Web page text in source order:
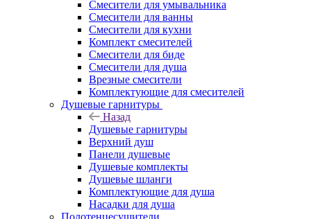
Смесители для умывальника
Смесители для ванны
Смесители для кухни
Комплект смесителей
Смесители для биде
Смесители для душа
Врезные смесители
Комплектующие для смесителей
Душевые гарнитуры
Назад
Душевые гарнитуры
Верхний душ
Панели душевые
Душевые комплекты
Душевые шланги
Комплектующие для душа
Насадки для душа
Полотенцесушители